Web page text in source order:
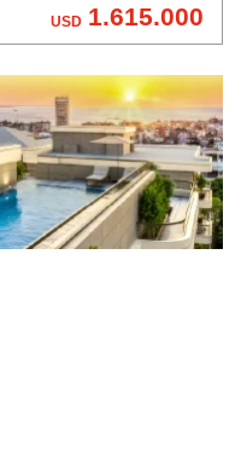
1.615.000
USD